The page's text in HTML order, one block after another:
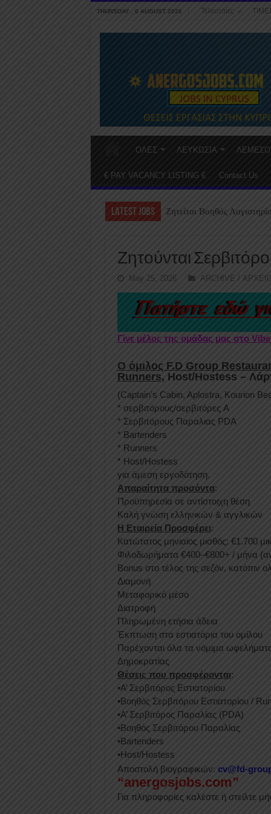
THURSDAY , 6 AUGUST 2026 Τελευταίες
ΟΛΕΣ ΛΕΥΚΩΣΙΑ
€ PAY VACANCY LISTING € Contact Us
LATEST JOBS Ζητείται Βοηθός
Ζητούνται
May 25, 2026 ARCHIVE / ΑΡΧΕΙΟ
Γίνε μέλος της ομάδας μας στο
Ο όμιλος F.D Group
Runners, Host/Hostess –
(Captain’s Cabin, Aplostra, Kourion
* σερβιτόρους/σερβιτόρες A
* Σερβιτόρους Παραλιας PDA
* Bartenders
* Runners
* Host/Hostess
για άμεση εργοδότηση.
Απαραίτητα προσόντα:
Προϋπηρεσία σε αντίστοιχη θέση
Καλή γνώση ελληνικών & αγγλικών
Η Εταιρεία Προσφέρει:
Κατώτατος μηνιαίος μισθός: €1.700
Φιλοδωρήματα €400–€800+ / μήνα
Bonus στο τέλος της σεζόν, κατόπιν
Διαμονή
Μεταφορικό μέσο
Διατροφή
Πληρωμένη ετήσια άδεια
Έκπτωση στα εστιατόρια του ομίλου
Παρέχονται όλα τα νόμιμα
Δημοκρατίας
Θέσεις που προσφέρονται:
•Α’ Σερβιτόρος Εστιατορίου
•Βοηθός Σερβιτόρου Εστιατορίου /
•Α’ Σερβιτόρος Παραλίας (PDA)
•Βοηθός Σερβιτόρου Παραλίας
•Bartenders
•Host/Hostess
Αποστολή βιογραφικών: cv@fd-
“anergosjobs.com”
Για πληροφορίες καλέστε ή στείλτε